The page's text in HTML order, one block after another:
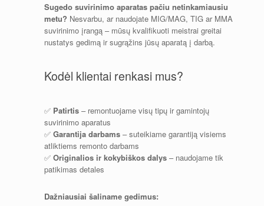
Sugedo suvirinimo aparatas pačiu netinkamiausiu
metu? Nesvarbu, ar naudojate MIG/MAG, TIG ar MMA
suvirinimo įrangą – mūsų kvalifikuoti meistrai greitai
nustatys gedimą ir sugrąžins jūsų aparatą į darbą.
Kodėl klientai renkasi mus?
✅ Patirtis– remontuojame visų tipų ir gamintojų
suvirinimo aparatus
✅ Garantija darbams– suteikiame garantiją visiems
atliktiems remonto darbams
✅ Originalios ir kokybiškos dalys– naudojame tik
patikimas detales
Dažniausiai šaliname gedimus: